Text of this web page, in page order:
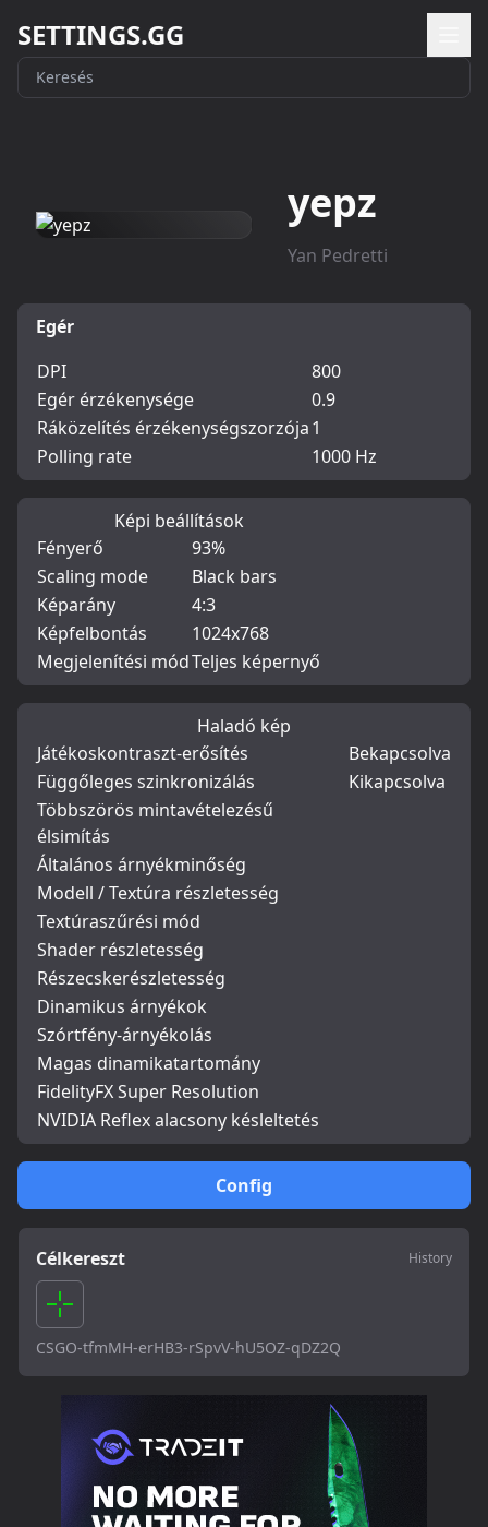
SETTINGS.GG
yepz
Yan Pedretti
Config
Célkereszt History
CSGO-tfmMH-erHB3-rSpvV-hU5OZ-qDZ2Q
Egér
DPI
800
Egér érzékenysége
0.9
Ráközelítés érzékenységszorzója1
Polling rate
1000 Hz
Képi beállítások
Fényerő
93%
Scaling mode
Black bars
Képarány
4:3
Képfelbontás
1024x768
Megjelenítési módTeljes képernyő
Haladó kép
Játékoskontraszt-erősítés
Bekapcsolva
Függőleges szinkronizálás
Kikapcsolva
Többszörös mintavételezésű
élsimítás
Általános árnyékminőség
Modell / Textúra részletesség
Textúraszűrési mód
Shader részletesség
Részecskerészletesség
Dinamikus árnyékok
Szórtfény-árnyékolás
Magas dinamikatartomány
FidelityFX Super Resolution
NVIDIA Reflex alacsony késleltetés